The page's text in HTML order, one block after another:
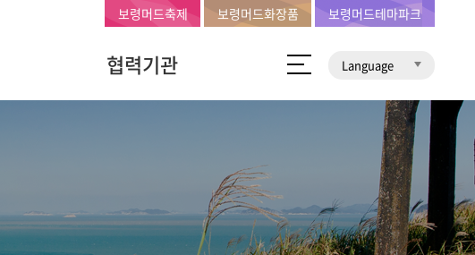
협력기관 Language
보령머드축제 보령머드화장품 보령머드테마파크